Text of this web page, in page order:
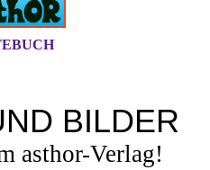
BILDER
asthor-Verlag!